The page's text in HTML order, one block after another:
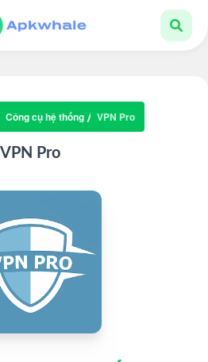
Công cụ hệ thống VPN Pro
VPN Pro